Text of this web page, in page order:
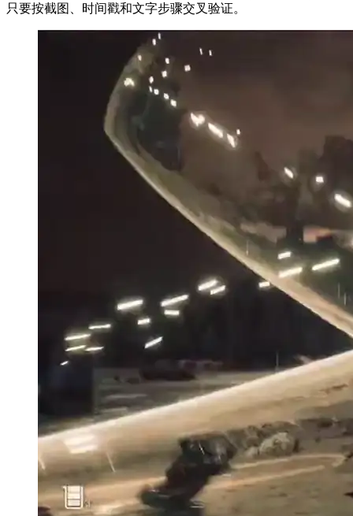
只要按截图、时间戳和文字步骤交叉验证。